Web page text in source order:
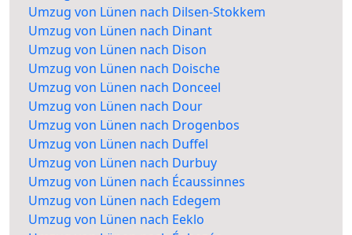
Umzug von Lünen nach Dilsen-Stokkem
Umzug von Lünen nach Dinant
Umzug von Lünen nach Dison
Umzug von Lünen nach Doische
Umzug von Lünen nach Donceel
Umzug von Lünen nach Dour
Umzug von Lünen nach Drogenbos
Umzug von Lünen nach Duffel
Umzug von Lünen nach Durbuy
Umzug von Lünen nach Écaussinnes
Umzug von Lünen nach Edegem
Umzug von Lünen nach Eeklo